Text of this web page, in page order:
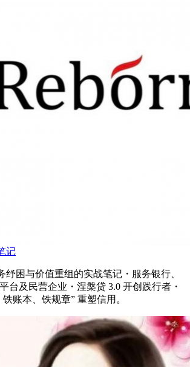
记
纾困与价值重组的实战笔记・服务银行、
台及民营企业・涅槃贷 3.0 开创践行者・
账本、铁规章” 重塑信用。